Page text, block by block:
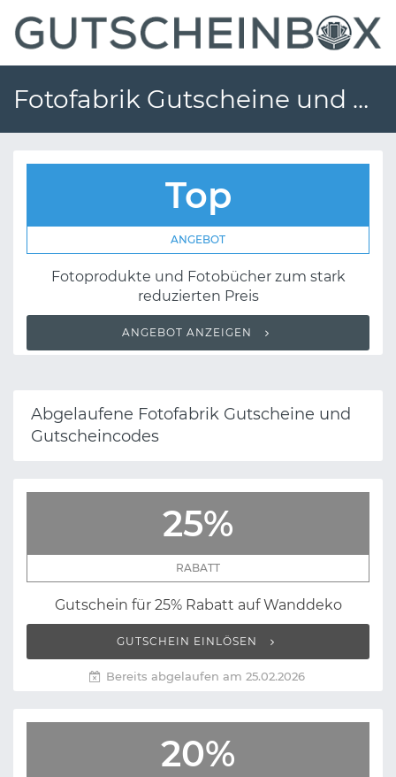
Fotofabrik Gutscheine und Gutscheincodes
Top
ANGEBOT
Fotoprodukte und Fotobücher zum stark
reduzierten Preis
ANGEBOT ANZEIGEN
Abgelaufene Fotofabrik Gutscheine und
Gutscheincodes
25%
RABATT
Gutschein für 25% Rabatt auf Wanddeko
GUTSCHEIN EINLÖSEN
Bereits abgelaufen am 25.02.2026
20%